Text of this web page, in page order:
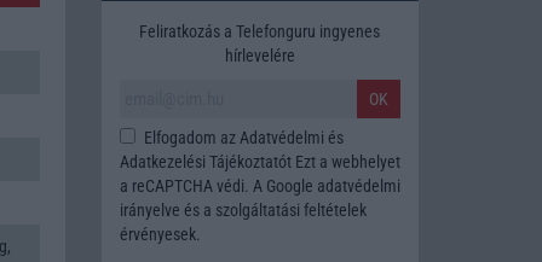
Feliratkozás a Telefonguru ingyenes
hírlevelére
OK
Elfogadom az Adatvédelmi és
Adatkezelési TájékoztatótEzt a webhelyet
a reCAPTCHA védi. A Google adatvédelmi
irányelve és a szolgáltatási feltételek
érvényesek.